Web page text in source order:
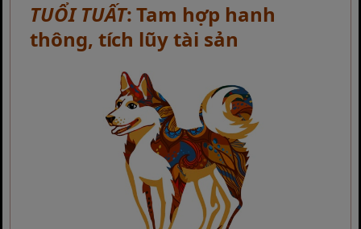
TUỔI TUẤT: Tam hợp hanh
thông, tích lũy tài sản